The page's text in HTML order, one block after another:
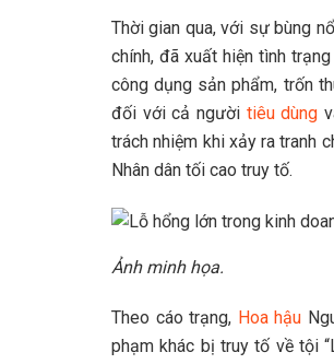
Thời gian qua, với sự bùng
chính, đã xuất hiện tình
công dụng sản phẩm, trốn
đối với cả người tiêu dùng
trách nhiệm khi xảy ra tranh
Nhân dân tối cao truy tố.
Ảnh minh họa.
Theo cáo trạng, Hoa hậu
phạm khác bị truy tố về tội